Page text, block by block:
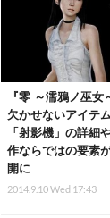
『零 ～濡鴉ノ巫女
欠かせないアイテ
「射影機」の詳細
作ならではの要素
開に
2014.9.10 Wed 17:43